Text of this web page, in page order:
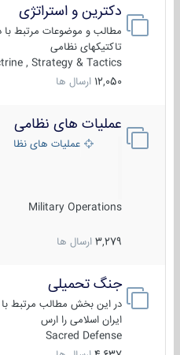
دکترین و استراتژی
مطالب و موضوعات مرتبط با
تاکتیکهای نظامی
, Strategy & Tactics
12,050 ارسال ها
عملیات های نظامی
عملیات های نظامی
Military Operations
3,279 ارسال ها
جنگ تحمیلی
در این بخش مطالب مرتبط
ایران اسلامی را ارس
Sacred Defense